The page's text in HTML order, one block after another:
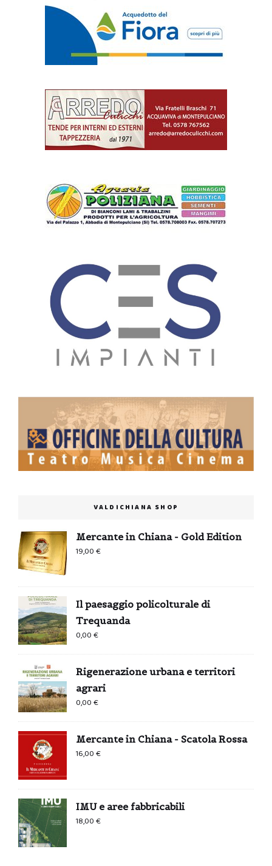
VALDICHIANA SHOP
Mercante in Chiana - Gold Edition
19,00€
Il paesaggio policolturale di
Trequanda
0,00€
Rigenerazione urbana e territori
agrari
0,00€
Mercante in Chiana - Scatola Rossa
16,00€
IMU e aree fabbricabili
18,00€